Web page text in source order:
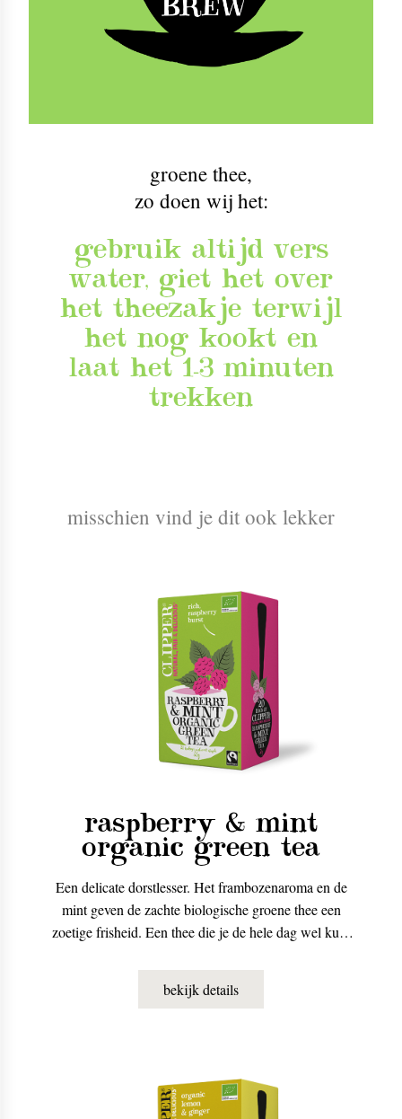
groene thee,
zo doen wij het:
gebruik altijd vers
water, giet het over
het theezakje terwijl
het nog kookt en
laat het 1-3 minuten
trekken
misschien vind je dit ook lekker
raspberry & mint
organic green tea
Een delicate dorstlesser. Het frambozenaroma en de
mint geven de zachte biologische groene thee een
zoetige frisheid. Een thee die je de hele dag wel kunt
bekijk details